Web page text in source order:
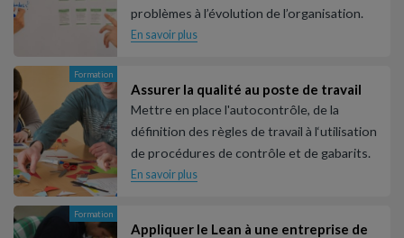
problèmes à l’évolution de l’organisation.
En savoir plus
Formation
Assurer la qualité au poste de travail
Mettre en place l'autocontrôle, de la
définition des règles de travail à l‘utilisation
de procédures de contrôle et de gabarits.
En savoir plus
Formation
Appliquer le Lean à une entreprise de